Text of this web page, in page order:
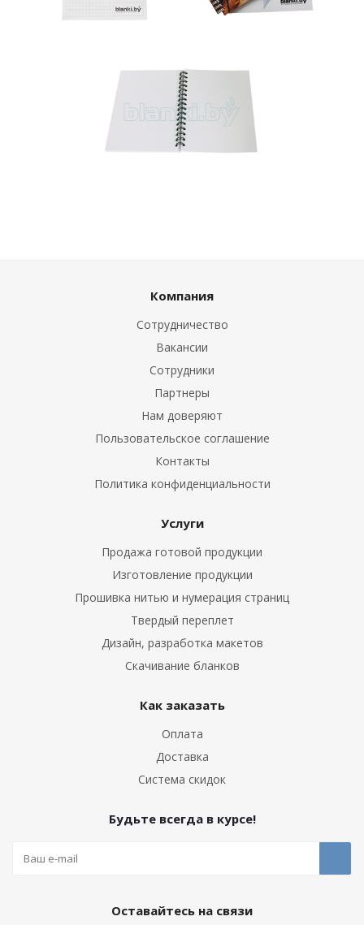
Компания
Сотрудничество
Вакансии
Сотрудники
Партнеры
Нам доверяют
Пользовательское соглашение
Контакты
Политика конфиденциальности
Услуги
Продажа готовой продукции
Изготовление продукции
Прошивка нитью и нумерация страниц
Твердый переплет
Дизайн, разработка макетов
Скачивание бланков
Как заказать
Оплата
Доставка
Система скидок
Будьте всегда в курсе!
Оставайтесь на связи